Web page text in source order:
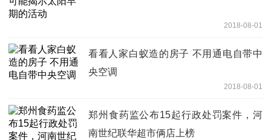
2018-08-01
看看人家白蚁造的房子 不用通电自带中
央空调
2018-08-01
郑州食药监公布15起行政处罚案件，河
南世纪联华超市俩店上榜